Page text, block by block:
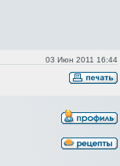
03 Июн 2011 16:44